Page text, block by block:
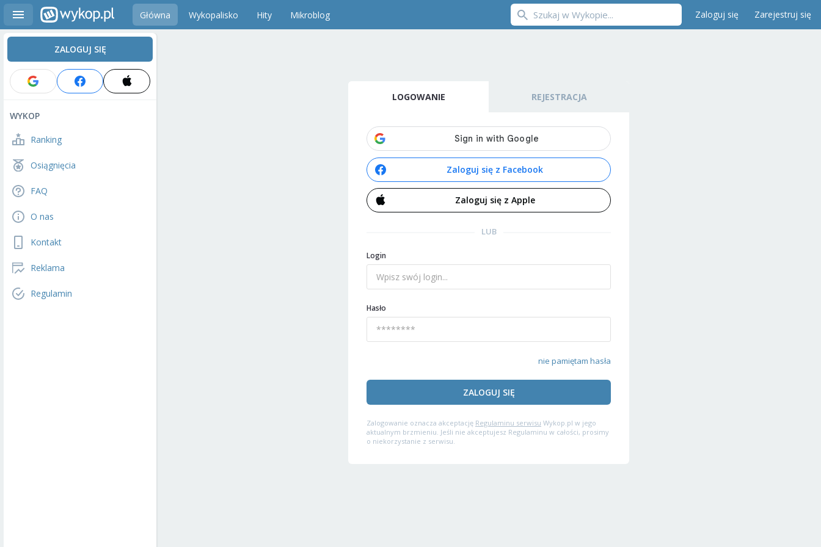
Główna Wykopalisko Hity Mikroblog Zaloguj się Zarejestruj się
ZALOGUJ SIĘ
WYKOP
Ranking
Osiągnięcia
FAQ
O nas
Kontakt
Reklama
Regulamin
LOGOWANIE REJESTRACJA
Zaloguj się z Facebook
Zaloguj się z Apple
LUB
Login
Hasło
nie pamiętam hasła
ZALOGUJ SIĘ
Zalogowanie oznacza akceptację Regulaminu serwisu Wykop.pl w jego
aktualnym brzmieniu. Jeśli nie akceptujesz Regulaminu w całości, prosimy
o niekorzystanie z serwisu.